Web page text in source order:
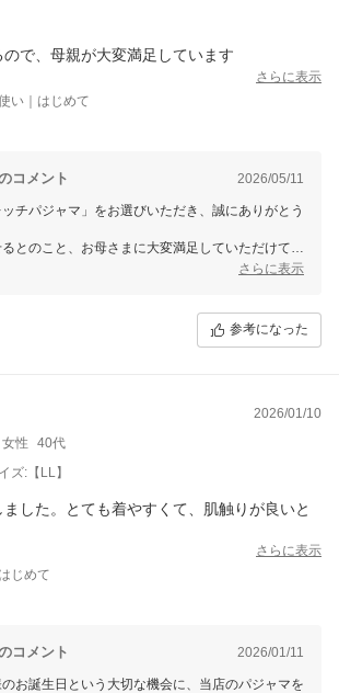
で、母親が大変満足しています
さらに表示
い｜はじめて
コメント 2026/05/11
チパジャマ」をお選びいただき、誠にありがとう
とのこと、お母さまに大変満足していただけてい
しいです。着替えのひとつひとつが心地よい時間で
さらに表示
参考になった
2026/01/10
女性
40代
ズ:【LL】
した。とても着やすくて、肌触りが良いと
さらに表示
じめて
コメント 2026/01/11
お誕生日という大切な機会に、当店のパジャマを